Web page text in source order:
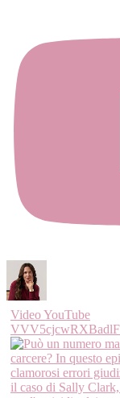
Video YouTube